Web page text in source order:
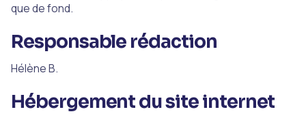
que de fond.
Responsable rédaction
Hélène B.
Hébergement du site internet